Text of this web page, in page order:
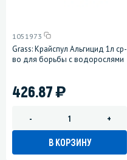
1051973
Grass: Крайспул Альгицид 1л ср-
во для борьбы с водорослями
426.87)
- +
В КОРЗИНУ